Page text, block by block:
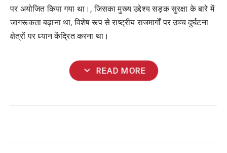
पर अयोजित किया गया था।, जिसका मुख्य उद्देश्य सड़क सुरक्षा के बारे में
जागरूकता बढ़ाना था, विशेष रूप से राष्ट्रीय राजमार्गों पर उच्च दुर्घटना
क्षेत्रों पर ध्यान केंद्रित करना था।
expand_more READ MORE